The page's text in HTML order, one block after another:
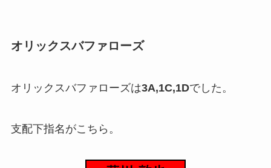
オリックスバファローズ
オリックスバファローズは3A,1C,1Dでした。
支配下指名がこちら。